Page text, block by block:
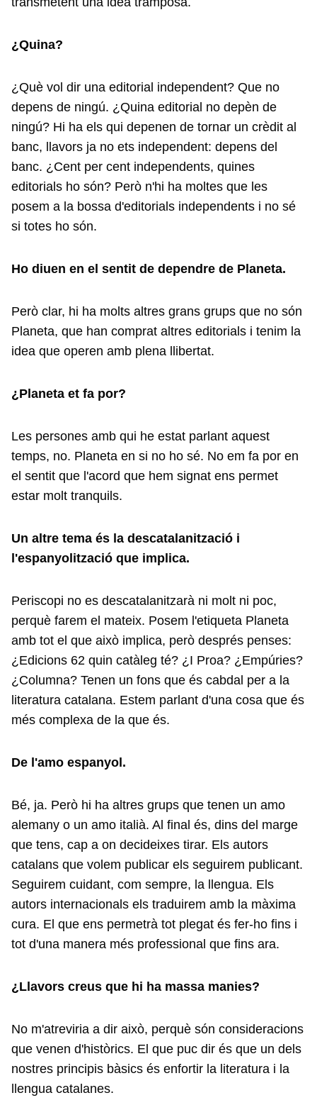
¿Quina?
¿Què vol dir una editorial independent? Que no
depens de ningú. ¿Quina editorial no depèn de
ningú? Hi ha els qui depenen de tornar un crèdit al
banc, llavors ja no ets independent: depens del
banc. ¿Cent per cent independents, quines
editorials ho són? Però n'hi ha moltes que les
posem a la bossa d'editorials independents i no sé
si totes ho són.
Ho diuen en el sentit de dependre de Planeta.
Però clar, hi ha molts altres grans grups que no són
Planeta, que han comprat altres editorials i tenim la
idea que operen amb plena llibertat.
¿Planeta et fa por?
Les persones amb qui he estat parlant aquest
temps, no. Planeta en si no ho sé. No em fa por en
el sentit que l'acord que hem signat ens permet
estar molt tranquils.
Un altre tema és la descatalanització i
l'espanyolització que implica.
Periscopi no es descatalanitzarà ni molt ni poc,
perquè farem el mateix. Posem l'etiqueta Planeta
amb tot el que això implica, però després penses:
¿Edicions 62 quin catàleg té? ¿I Proa? ¿Empúries?
¿Columna? Tenen un fons que és cabdal per a la
literatura catalana. Estem parlant d'una cosa que és
més complexa de la que és.
De l'amo espanyol.
Bé, ja. Però hi ha altres grups que tenen un amo
alemany o un amo italià. Al final és, dins del marge
que tens, cap a on decideixes tirar. Els autors
catalans que volem publicar els seguirem publicant.
Seguirem cuidant, com sempre, la llengua. Els
autors internacionals els traduirem amb la màxima
cura. El que ens permetrà tot plegat és fer-ho fins i
tot d'una manera més professional que fins ara.
¿Llavors creus que hi ha massa manies?
No m'atreviria a dir això, perquè són consideracions
que venen d'històrics. El que puc dir és que un dels
nostres principis bàsics és enfortir la literatura i la
llengua catalanes.